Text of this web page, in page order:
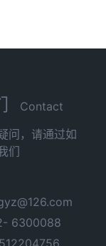
Contact
问，请通过如
们
6300088